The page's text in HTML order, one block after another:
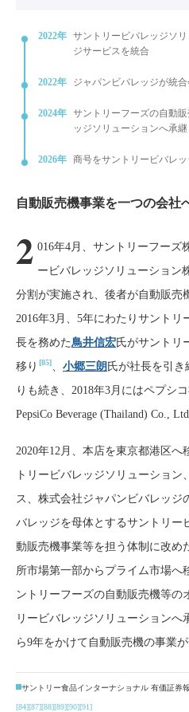
2022年 サントリービバレッジソ
ジサービスを統合
2022年 ジャパンビバレッジが統
2024年 サントリーフーズの自動
ッジソリューションへ承継
2026年 商号をサントリービバレ
自動販売機事業を一つの会社
2 016年4月、サントリーフーズ
ービバレッジソリューション
分割が実施され、後者が自動販売
2016年3月、5年にわたりサント
長を務めた鳥井信宏氏がサントリ
移り [85] 小郷三朗氏が社長を引き
りも続き、2018年3月にはペプシ
PepsiCo Beverage (Thailand) Co.,
2020年12月、本店を東京都港区へ
トリービバレッジソリューショ
ス、株式会社ジャパンビバレッジ
バレッジを母体とするサントリー
動販売機事業等を担う体制に改め
所市場第一部からプライム市場へ
ントリーフーズの自動販売機等の
リービバレッジソリューションへ
ら9年をかけて自動販売機の事業
サントリー食品インターナショナル 有価証券
[84][87][88][89][90][91]